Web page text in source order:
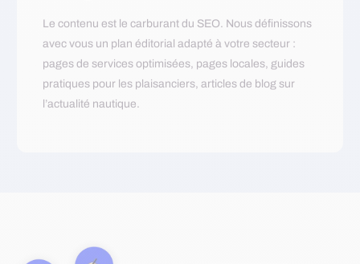
Le contenu est le carburant du SEO. Nous définissons
avec vous un plan éditorial adapté à votre secteur :
pages de services optimisées, pages locales, guides
pratiques pour les plaisanciers, articles de blog sur
l’actualité nautique.